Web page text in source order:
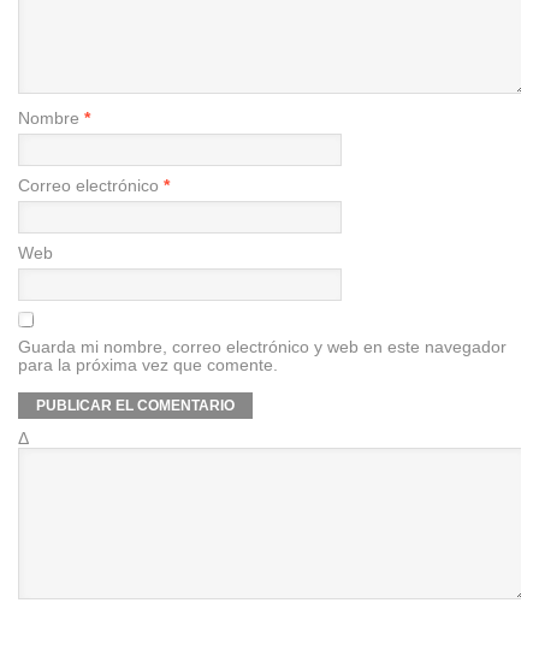
Nombre *
Correo electrónico *
Web
Guarda mi nombre, correo electrónico y web en este navegador
para la próxima vez que comente.
Δ